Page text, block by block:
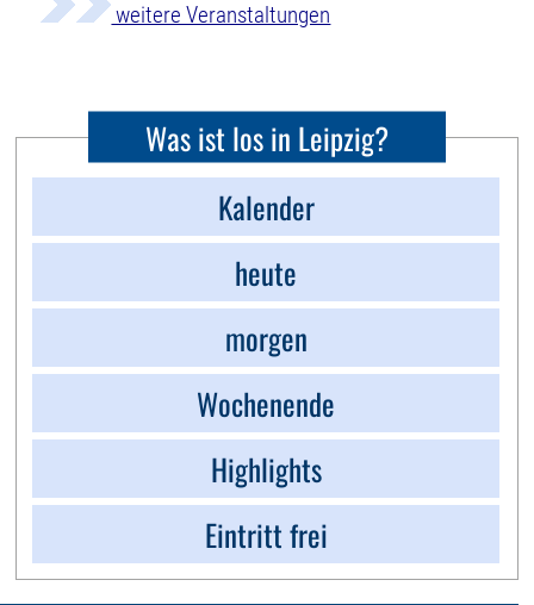
weitere Veranstaltungen
Was ist los in Leipzig?
Kalender
heute
morgen
Wochenende
Highlights
Eintritt frei